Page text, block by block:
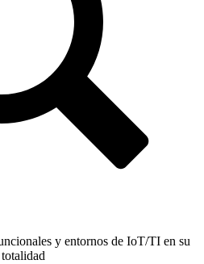
y entornos de IoT/TI en su
totalidad